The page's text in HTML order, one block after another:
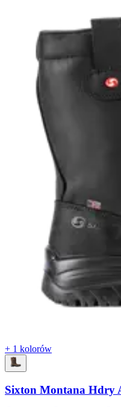
+ 1 kolorów
Sixton Montana Hdry